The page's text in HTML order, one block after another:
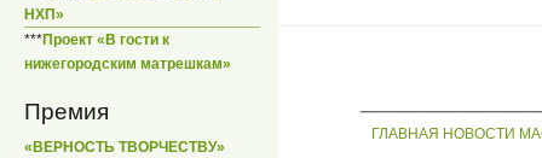
НХП»
***Проект «В гости к
нижегородским матрешкам»
Премия
«ВЕРНОСТЬ ТВОРЧЕСТВУ»
ГЛАВНАЯ НОВОСТИ